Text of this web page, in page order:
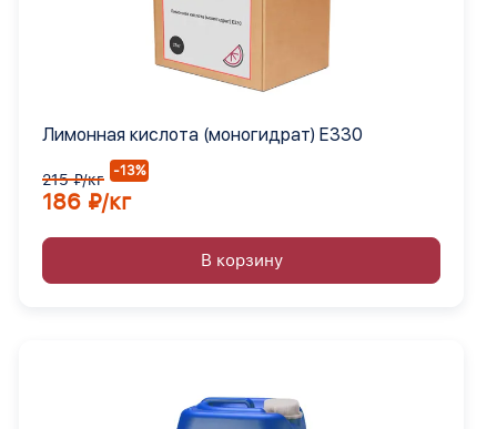
Лимонная кислота (моногидрат) Е330
215 ₽/кг -13%
186 ₽/кг
В корзину